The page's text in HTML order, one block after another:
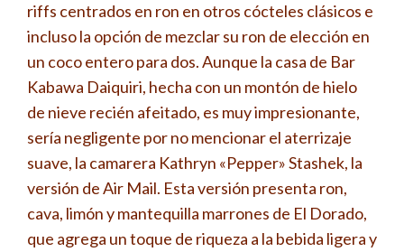
riffs centrados en ron en otros cócteles clásicos e
incluso la opción de mezclar su ron de elección en
un coco entero para dos. Aunque la casa de Bar
Kabawa Daiquiri, hecha con un montón de hielo
de nieve recién afeitado, es muy impresionante,
sería negligente por no mencionar el aterrizaje
suave, la camarera Kathryn «Pepper» Stashek, la
versión de Air Mail. Esta versión presenta ron,
cava, limón y mantequilla marrones de El Dorado,
que agrega un toque de riqueza a la bebida ligera y